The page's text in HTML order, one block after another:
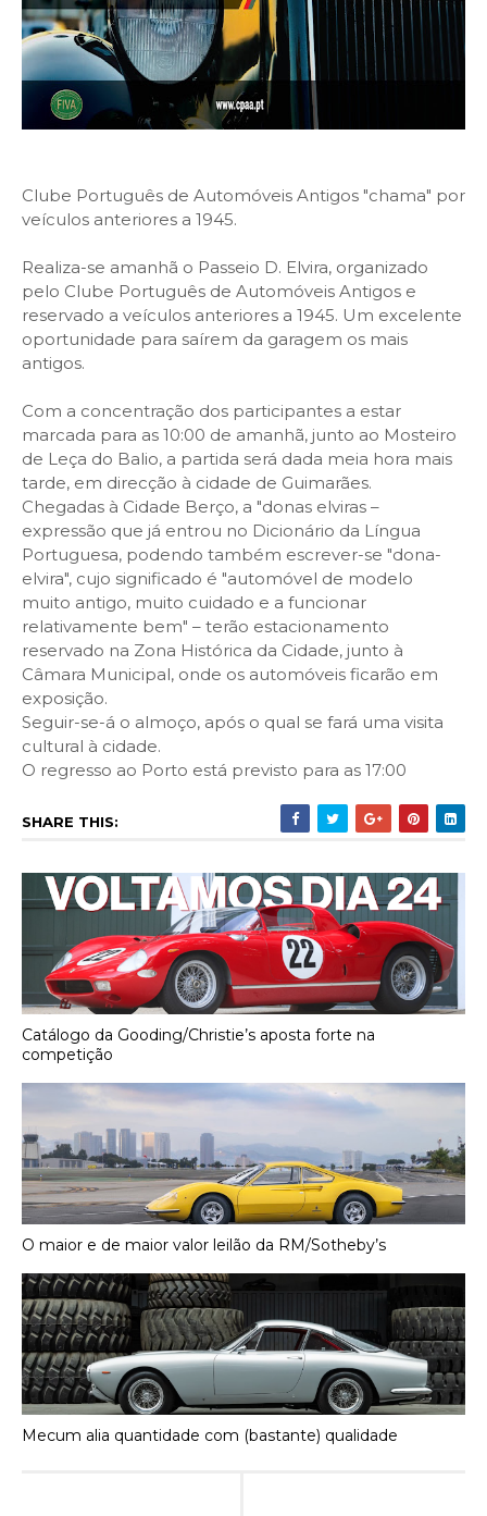
Clube Português de Automóveis Antigos "chama" por
veículos anteriores a 1945.
Realiza-se amanhã o Passeio D. Elvira, organizado
pelo Clube Português de Automóveis Antigos e
reservado a veículos anteriores a 1945. Um excelente
oportunidade para saírem da garagem os mais
antigos.
Com a concentração dos participantes a estar
marcada para as 10:00 de amanhã, junto ao Mosteiro
de Leça do Balio, a partida será dada meia hora mais
tarde, em direcção à cidade de Guimarães.
Chegadas à Cidade Berço, a "donas elviras –
expressão que já entrou no Dicionário da Língua
Portuguesa, podendo também escrever-se "dona-
elvira", cujo significado é "automóvel de modelo
muito antigo, muito cuidado e a funcionar
relativamente bem" – terão estacionamento
reservado na Zona Histórica da Cidade, junto à
Câmara Municipal, onde os automóveis ficarão em
exposição.
Seguir-se-á o almoço, após o qual se fará uma visita
cultural à cidade.
O regresso ao Porto está previsto para as 17:00
SHARE THIS:
Catálogo da Gooding/Christie’s aposta forte na
competição
O maior e de maior valor leilão da RM/Sotheby’s
Mecum alia quantidade com (bastante) qualidade